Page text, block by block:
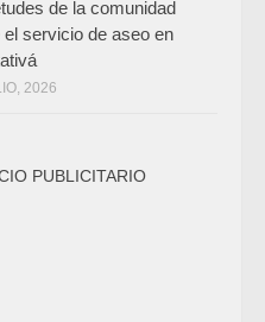
de la comunidad
el servicio de aseo en
2026
PUBLICITARIO